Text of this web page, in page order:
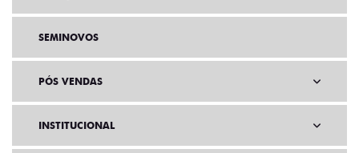
SEMINOVOS
PÓS VENDAS
INSTITUCIONAL